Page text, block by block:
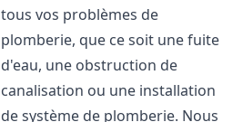
tous vos problèmes de
plomberie, que ce soit une fuite
d'eau, une obstruction de
canalisation ou une installation
de système de plomberie. Nous